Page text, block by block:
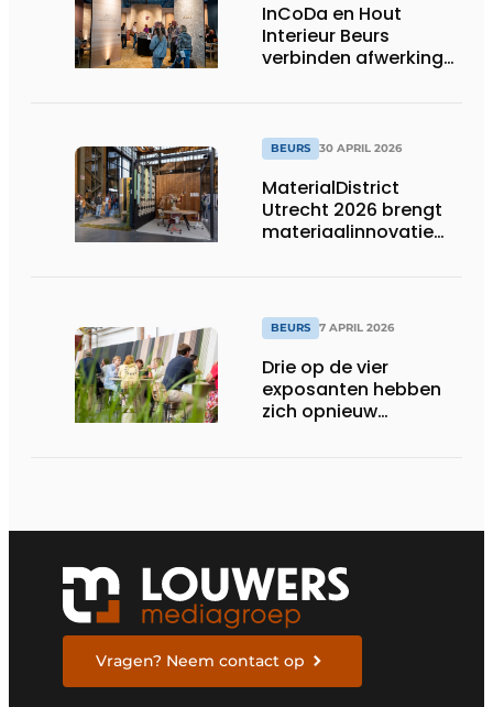
InCoDa en Hout
Interieur Beurs
verbinden afwerking
BEURS 30 APRIL 2026
MaterialDistrict
Utrecht 2026 brengt
materiaalinnovatie
BEURS 7 APRIL 2026
Drie op de vier
exposanten hebben
zich opnieuw
Vragen? Neem contact op